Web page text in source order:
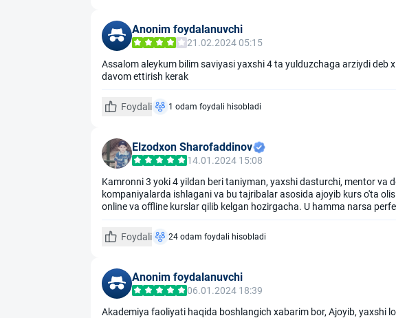
Anonim foydalanuvchi
21.02.2024 05:15
Assalom aleykum bilim saviyasi yaxshi 4 ta yulduzchaga arziydi deb
davom ettirish kerak
Foydali 1 odam foydali hisobladi
Elzodxon Sharofaddinov
14.01.2024 15:08
Kamronni 3 yoki 4 yildan beri taniyman, yaxshi dasturchi, mentor va
kompaniyalarda ishlagani va bu tajribalar asosida ajoyib kurs o'ta
online va offline kurslar qilib kelgan hozirgacha. U hamma narsa
Foydali 24 odam foydali hisobladi
Anonim foydalanuvchi
06.01.2024 18:39
Akademiya faoliyati haqida boshlangich xabarim bor, Ajoyib, yaxshi